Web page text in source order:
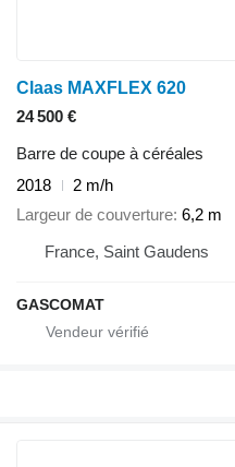
Claas MAXFLEX 620
24 500 €
Barre de coupe à céréales
2018
2 m/h
Largeur de couverture 6,2 m
France, Saint Gaudens
GASCOMAT